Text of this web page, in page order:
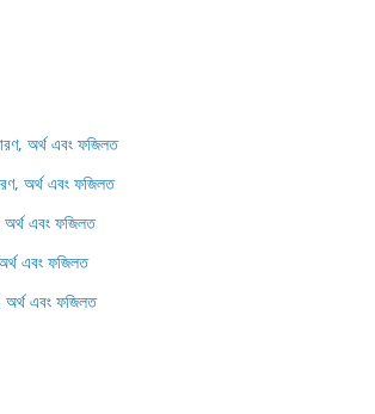
অর্থ এবং ফজিলত
অর্থ এবং ফজিলত
অর্থ এবং ফজিলত
অর্থ এবং ফজিলত
অর্থ এবং ফজিলত